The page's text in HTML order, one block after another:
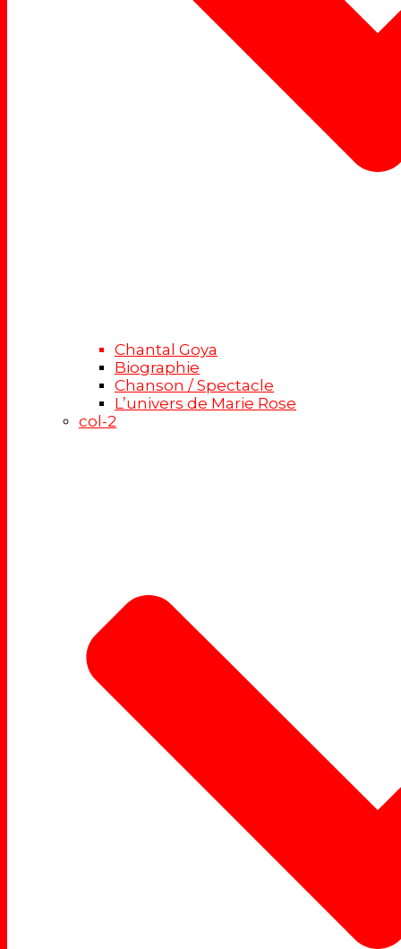
Chantal Goya
Biographie
Chanson / Spectacle
L’univers de Marie Rose
col-2